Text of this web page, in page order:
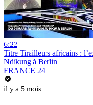
6:22
Titre Tirailleurs africains :
Ndikung à Berlin
FRANCE 24
il y a 5 mois